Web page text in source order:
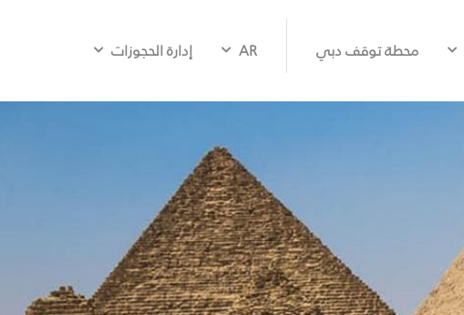
محطة توقف دبي AR إدارة الحجوزات